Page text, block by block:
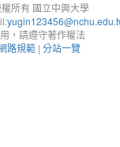
所有 國立中興大學
，請遵守著作權法
路規範 | 分站一覽